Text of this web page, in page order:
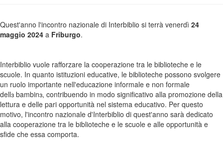
Quest'anno l'incontro nazionale di Interbiblio si terrà venerdì 24
maggio 2024 a Friburgo.
Interbiblio vuole rafforzare la cooperazione tra le biblioteche e le
scuole. In quanto istituzioni educative, le biblioteche possono svolgere
un ruolo importante nell'educazione informale e non formale
dellɜ bambinɜ, contribuendo in modo significativo alla promozione della
lettura e delle pari opportunità nel sistema educativo. Per questo
motivo, l'incontro nazionale d'Interbiblio di quest'anno sarà dedicato
alla cooperazione tra le biblioteche e le scuole e alle opportunità e
sfide che essa comporta.